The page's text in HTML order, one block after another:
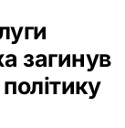
загинув